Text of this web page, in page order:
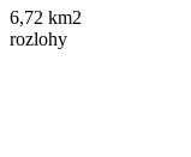
6,72 km2
rozlohy